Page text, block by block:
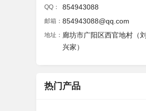
QQ： 854943088
邮箱： 854943088@qq.com
地址： 廊坊市广阳区西官地村（刘
兴家）
热门产品